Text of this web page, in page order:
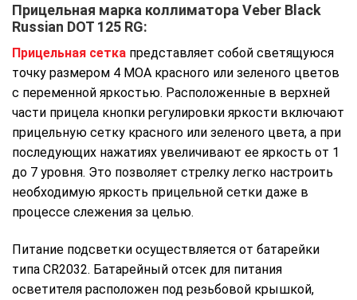
Прицельная марка коллиматора Veber Black
Russian DOT 125 RG:
Прицельная сетка представляет собой светящуюся
точку размером 4 МОА красного или зеленого цветов
с переменной яркостью. Расположенные в верхней
части прицела кнопки регулировки яркости включают
прицельную сетку красного или зеленого цвета, а при
последующих нажатиях увеличивают ее яркость от 1
до 7 уровня. Это позволяет стрелку легко настроить
необходимую яркость прицельной сетки даже в
процессе слежения за целью.
Питание подсветки осуществляется от батарейки
типа CR2032. Батарейный отсек для питания
осветителя расположен под резьбовой крышкой,